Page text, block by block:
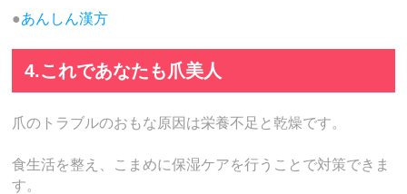
●あんしん漢方
4.これであなたも爪美人
爪のトラブルのおもな原因は栄養不足と乾燥です。
食生活を整え、こまめに保湿ケアを行うことで対策できま
す。